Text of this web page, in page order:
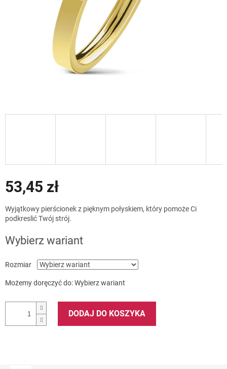
53,45 zł
jednostkowa:
Wyjątkowy pierścionek z pięknym połyskiem, który pomoże Ci
podkreslić Twój strój.
Wybierz wariant
Rozmiar
Możemy doręczyć do:Wybierz wariant
DODAJ DO KOSZYKA